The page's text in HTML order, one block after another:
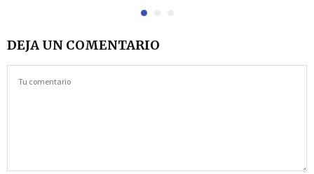
DEJA UN COMENTARIO